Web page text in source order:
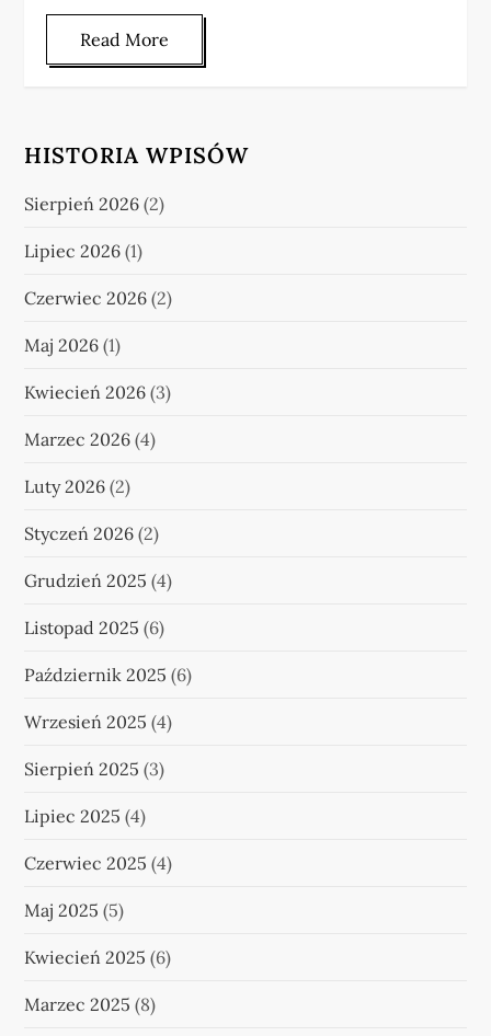
Read More
HISTORIA WPISÓW
Sierpień 2026 (2)
Lipiec 2026 (1)
Czerwiec 2026 (2)
Maj 2026 (1)
Kwiecień 2026 (3)
Marzec 2026 (4)
Luty 2026 (2)
Styczeń 2026 (2)
Grudzień 2025 (4)
Listopad 2025 (6)
Październik 2025 (6)
Wrzesień 2025 (4)
Sierpień 2025 (3)
Lipiec 2025 (4)
Czerwiec 2025 (4)
Maj 2025 (5)
Kwiecień 2025 (6)
Marzec 2025 (8)